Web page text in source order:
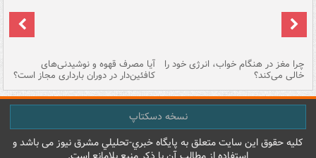
چرا مغز در هنگام خواب، انرژی خود را
خالی می‌کند؟
آیا مصرف قهوه و نوشیدنی‌های
کافئین‌دار در دوران بارداری مجاز است؟
نسخه دسکتاپ
کليه حقوق اين سايت متعلق به پایگاه خبري-تحليلي مشرق نيوز می باشد و